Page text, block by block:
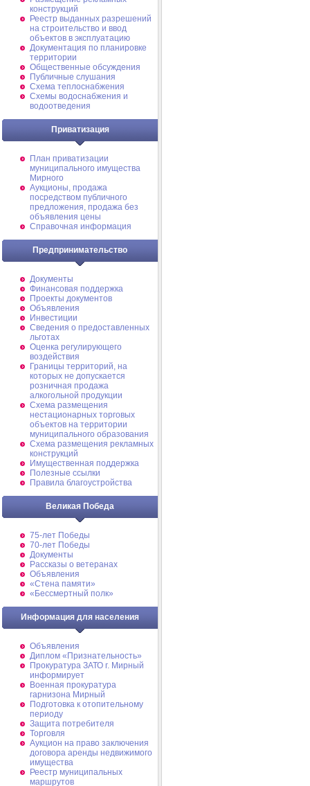
конструкций
Реестр выданных разрешений
на строительство и ввод
объектов в эксплуатацию
Документация по планировке
территории
Общественные обсуждения
Публичные слушания
Схема теплоснабжения
Схемы водоснабжения и
водоотведения
Приватизация
План приватизации
муниципального имущества
Мирного
Аукционы, продажа
посредством публичного
предложения, продажа без
объявления цены
Справочная информация
Предпринимательство
Документы
Финансовая поддержка
Проекты документов
Объявления
Инвестиции
Сведения о предоставленных
льготах
Оценка регулирующего
воздействия
Границы территорий, на
которых не допускается
розничная продажа
алкогольной продукции
Схема размещения
нестационарных торговых
объектов на территории
муниципального образования
Схема размещения рекламных
конструкций
Имущественная поддержка
Полезные ссылки
Правила благоустройства
Великая Победа
75-лет Победы
70-лет Победы
Документы
Рассказы о ветеранах
Объявления
«Стена памяти»
«Бессмертный полк»
Информация для населения
Объявления
Диплом «Признательность»
Прокуратура ЗАТО г. Мирный
информирует
Военная прокуратура
гарнизона Мирный
Подготовка к отопительному
периоду
Защита потребителя
Торговля
Аукцион на право заключения
договора аренды недвижимого
имущества
Реестр муниципальных
маршрутов